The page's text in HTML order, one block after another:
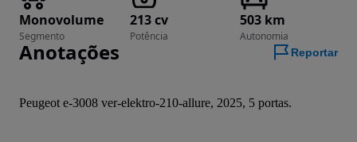
Monovolume
Segmento
213 cv
Potência
503 km
Autonomia
Anotações Reportar
Peugeot e-3008 ver-elektro-210-allure, 2025, 5 portas.